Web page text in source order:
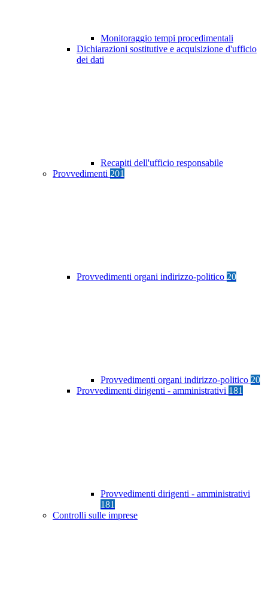
Monitoraggio tempi procedimentali
Dichiarazioni sostitutive e acquisizione d'ufficio
dei dati
Recapiti dell'ufficio responsabile
Provvedimenti 201
Provvedimenti organi indirizzo-politico 20
Provvedimenti organi indirizzo-politico 20
Provvedimenti dirigenti - amministrativi 181
Provvedimenti dirigenti - amministrativi
181
Controlli sulle imprese